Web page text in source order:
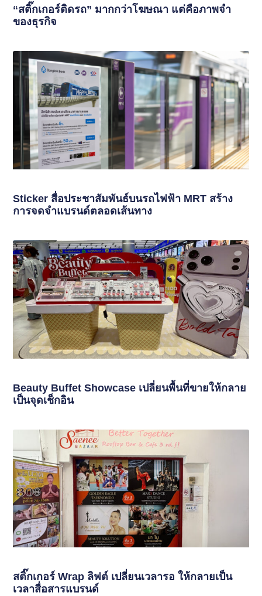
“สติ๊กเกอร์ติดรถ” มากกว่าโฆษณา แต่คือภาพจำ
ของธุรกิจ
Sticker สื่อประชาสัมพันธ์บนรถไฟฟ้า MRT สร้าง
การจดจำแบรนด์ตลอดเส้นทาง
Beauty Buffet Showcase เปลี่ยนพื้นที่ขายให้กลาย
เป็นจุดเช็กอิน
สติ๊กเกอร์ Wrap ลิฟต์ เปลี่ยนเวลารอ ให้กลายเป็น
เวลาสื่อสารแบรนด์